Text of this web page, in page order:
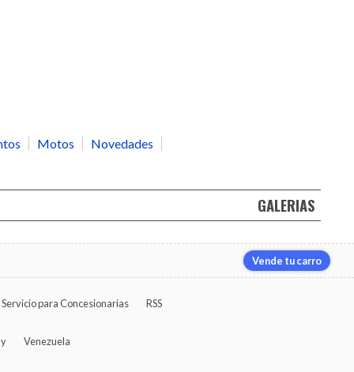
Motos
Novedades
GALERIAS
Vende tu carro
Servicio para Concesionarias RSS
Venezuela